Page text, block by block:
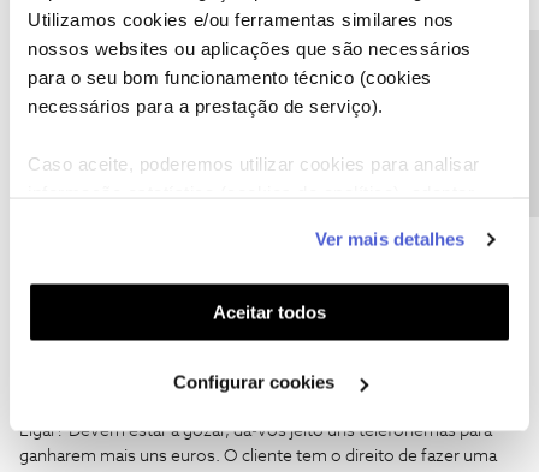
Utilizamos cookies e/ou ferramentas similares nos
nossos websites ou aplicações que são necessários
para o seu bom funcionamento técnico (cookies
necessários para a prestação de serviço).
Caso aceite, poderemos utilizar cookies para analisar
funcionalidades (cookies de personalização e
funcionalidade) e adaptar anúncios aos seus interesses
(cookies de publicidade personalizada). Pode gerir a
utilização dos cookies clicando em "Configurar
Ver mais detalhes
Aceitar todos
Configurar cookies
Telefonaram-me quarta-feira dia 19 às 14h e 52m fazendo-me
uma proposta de redução da minha mensalidade para o valor de
31,99 durante 24 meses, informando-me que enviavam por e-
alguns meses me tinham feito uma proposta idêntica. Penso que
me vão enganar de novo, se assim for, ficaram com menos uma
AUTOR Forum|Forum|7 years ago
Ligar? Devem estar a gozar, dá-vos jeito uns telefonemas para
ganharem mais uns euros. O cliente tem o direito de fazer uma